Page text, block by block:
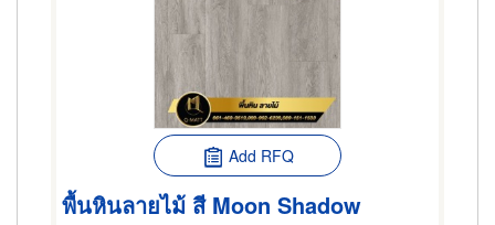
Add RFQ
พื้นหินลายไม้ สี Moon Shadow